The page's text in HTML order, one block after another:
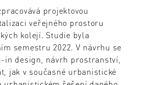
projektovou
veřejného prostoru
kolejí. Studie byla
semestru 2022. V návrhu se
design, návrh prostranství,
jak v současné urbanistické